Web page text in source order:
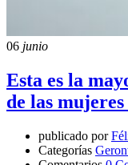
06 junio
Esta es la
de las mujeres
publicado por
Categorías